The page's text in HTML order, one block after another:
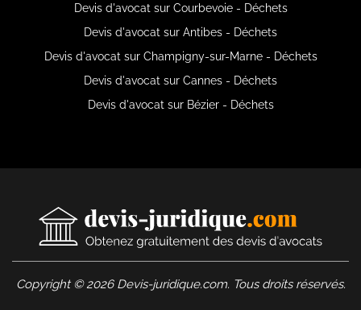
Devis d'avocat sur Courbevoie - Déchets
Devis d'avocat sur Antibes - Déchets
Devis d'avocat sur Champigny-sur-Marne - Déchets
Devis d'avocat sur Cannes - Déchets
Devis d'avocat sur Bézier - Déchets
Copyright © 2026 Devis-juridique.com. Tous droits réservés.